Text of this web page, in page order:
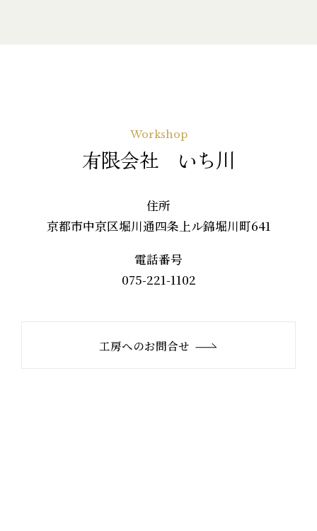
Workshop
有限会社 いち川
住所
京都市中京区堀川通四条上ル錦堀川町641
電話番号
075-221-1102
工房へのお問合せ